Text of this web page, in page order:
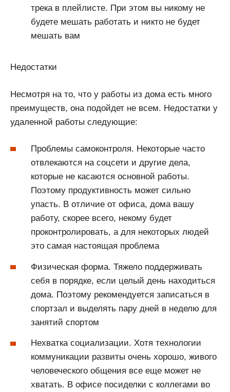
трека в плейлисте. При этом вы никому не
будете мешать работать и никто не будет
мешать вам
Недостатки
Несмотря на то, что у работы из дома есть много
преимуществ, она подойдет не всем. Недостатки у
удаленной работы следующие:
Проблемы самоконтроля. Некоторые часто
отвлекаются на соцсети и другие дела,
которые не касаются основной работы.
Поэтому продуктивность может сильно
упасть. В отличие от офиса, дома вашу
работу, скорее всего, некому будет
проконтролировать, а для некоторых людей
это самая настоящая проблема
Физическая форма. Тяжело поддерживать
себя в порядке, если целый день находиться
дома. Поэтому рекомендуется записаться в
спортзал и выделять пару дней в неделю для
занятий спортом
Нехватка социализации. Хотя технологии
коммуникации развиты очень хорошо, живого
человеческого общения все еще может не
хватать. В офисе посиделки с коллегами во